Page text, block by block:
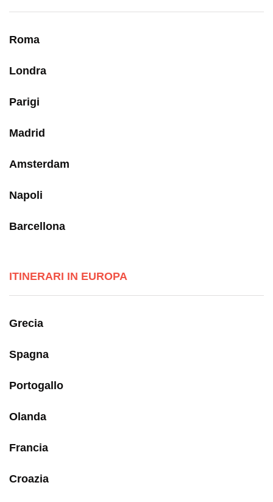
Roma
Londra
Parigi
Madrid
Amsterdam
Napoli
Barcellona
ITINERARI IN EUROPA
Grecia
Spagna
Portogallo
Olanda
Francia
Croazia